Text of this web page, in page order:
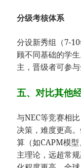
分级考核体系
分设新秀组（7-
顾不同基础的学
主，晋级者可参
五、对比其他
与NEC等竞赛相
决策，难度更高
算（如CAPM模
主理论，远超常